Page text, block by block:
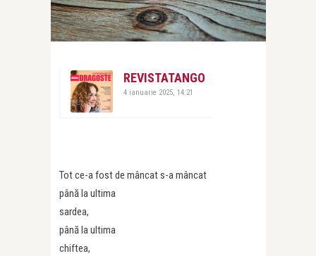
REVISTATANGO
4 ianuarie 2025, 14:21
Tot ce-a fost de mâncat s-a mâncat
până la ultima
sardea,
până la ultima
chiftea,